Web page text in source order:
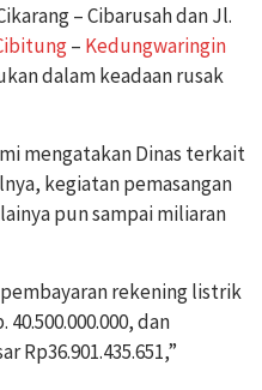
– Cibarusah dan Jl.
– Kedungwaringin
dalam keadaan rusak
mengatakan Dinas terkait
kegiatan pemasangan
pun sampai miliaran
pembayaran rekening listrik
dan
Rp36.901.435.651,”